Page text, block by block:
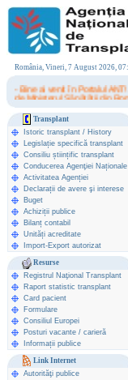
România, Vineri, 7 August 2026,
- Bine ai venit în Portalul
de Ministerul Sănătăţii din
Transplant
Istoric transplant / History
Legislație specifică transplant
Consiliu științific transplant
Conducerea Agenţiei Naționale
Activitatea Agenției
Declarații de avere şi interese
Buget
Achiziții publice
Bilanț contabil
Unități acreditate
Import-Export autorizat
Resurse
Registrul Naţional Transplant
Raport statistic transplant
Card pacient
Formulare
Consiliul Europei
Posturi vacante / carieră
Informații publice
Link Internet
Autorităţi publice